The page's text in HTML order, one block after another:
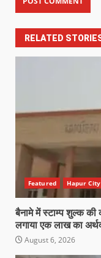
RELATED
Featured Hapur City
बैनामे में स्टाम्प शुल्क
लगाया एक लाख का
August 6, 2026